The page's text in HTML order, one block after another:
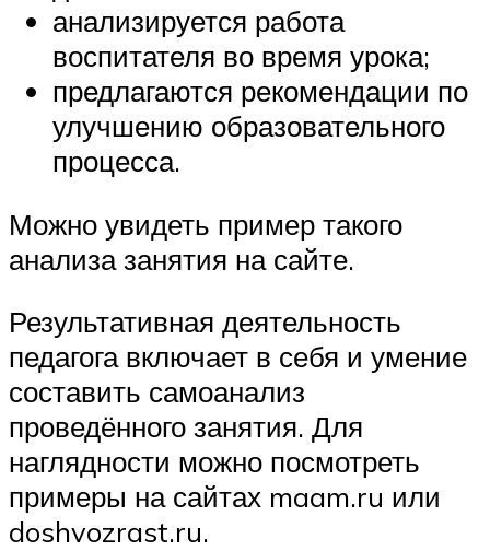
анализируется работа
воспитателя во время урока;
предлагаются рекомендации по
улучшению образовательного
процесса.
Можно увидеть пример такого
анализа занятия на сайте.
Результативная деятельность
педагога включает в себя и умение
составить самоанализ
проведённого занятия. Для
наглядности можно посмотреть
примеры на сайтах maam.ru или
doshvozrast.ru.